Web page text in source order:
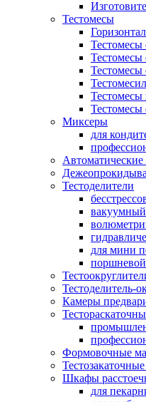
Тестомесы
Тестомесы
Тестомесы
Тестомесы
Тестомесы
Миксеры
для
Автоматические
Тестоделители
вакуумный
для мини
поршневой
Тестоделитель-
Камеры
Формовочные
Шкафы
для